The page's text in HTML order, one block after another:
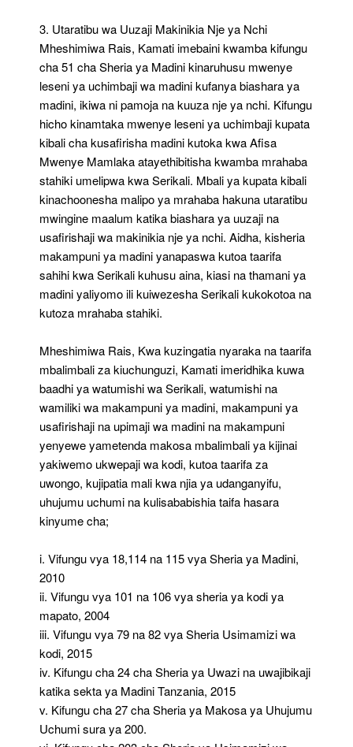
3. Utaratibu wa Uuzaji Makinikia Nje ya Nchi
Mheshimiwa Rais, Kamati imebaini kwamba kifungu
cha 51 cha Sheria ya Madini kinaruhusu mwenye
leseni ya uchimbaji wa madini kufanya biashara ya
madini, ikiwa ni pamoja na kuuza nje ya nchi. Kifungu
hicho kinamtaka mwenye leseni ya uchimbaji kupata
kibali cha kusafirisha madini kutoka kwa Afisa
Mwenye Mamlaka atayethibitisha kwamba mrahaba
stahiki umelipwa kwa Serikali. Mbali ya kupata kibali
kinachoonesha malipo ya mrahaba hakuna utaratibu
mwingine maalum katika biashara ya uuzaji na
usafirishaji wa makinikia nje ya nchi. Aidha, kisheria
makampuni ya madini yanapaswa kutoa taarifa
sahihi kwa Serikali kuhusu aina, kiasi na thamani ya
madini yaliyomo ili kuiwezesha Serikali kukokotoa na
kutoza mrahaba stahiki.
Mheshimiwa Rais, Kwa kuzingatia nyaraka na taarifa
mbalimbali za kiuchunguzi, Kamati imeridhika kuwa
baadhi ya watumishi wa Serikali, watumishi na
wamiliki wa makampuni ya madini, makampuni ya
usafirishaji na upimaji wa madini na makampuni
yenyewe yametenda makosa mbalimbali ya kijinai
yakiwemo ukwepaji wa kodi, kutoa taarifa za
uwongo, kujipatia mali kwa njia ya udanganyifu,
uhujumu uchumi na kulisababishia taifa hasara
kinyume cha;
i. Vifungu vya 18,114 na 115 vya Sheria ya Madini,
2010
ii. Vifungu vya 101 na 106 vya sheria ya kodi ya
mapato, 2004
iii. Vifungu vya 79 na 82 vya Sheria Usimamizi wa
kodi, 2015
iv. Kifungu cha 24 cha Sheria ya Uwazi na uwajibikaji
katika sekta ya Madini Tanzania, 2015
v. Kifungu cha 27 cha Sheria ya Makosa ya Uhujumu
Uchumi sura ya 200.